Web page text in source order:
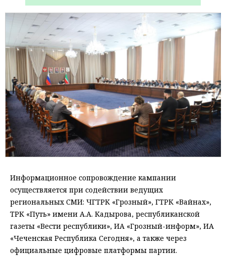
Информационное сопровождение кампании
осуществляется при содействии ведущих
региональных СМИ: ЧГТРК «Грозный», ГТРК «Вайнах»,
ТРК «Путь» имени А.А. Кадырова, республиканской
газеты «Вести республики», ИА «Грозный-информ», ИА
«Чеченская Республика Сегодня», а также через
официальные цифровые платформы партии.